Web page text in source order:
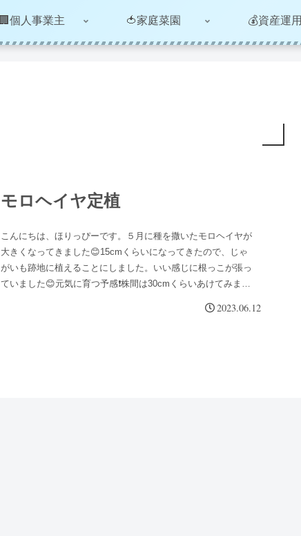
🏢個人事業主 🍅家庭菜園 💰資産運用
モロヘイヤ定植
こんにちは、ほりっぴーです。５月に種を撒いたモロヘイヤが
大きくなってきました😊15cmくらいになってきたので、じゃ
がいも跡地に植えることにしました。いい感じに根っこが張っ
ていました😊元気に育つ予感❗株間は30cmくらいあけてみまし
2023.06.12